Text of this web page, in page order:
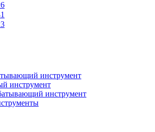
инструмент
инструмент
инструмент